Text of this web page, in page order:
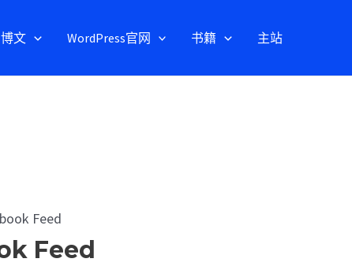
博文 WordPress官网 书籍 主站
Feed
Feed